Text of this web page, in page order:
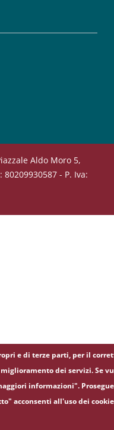
Aldo Moro 5,
80209930587 - P. Iva:
e di terze parti, per il
dei servizi. Se
informazioni".
acconsenti all'uso dei